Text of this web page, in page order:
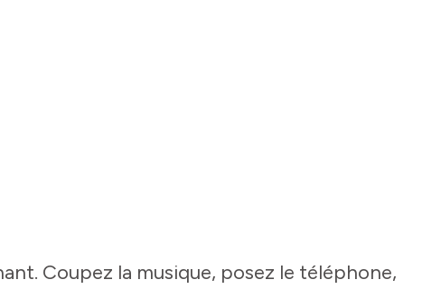
Coupez la musique, posez le téléphone,